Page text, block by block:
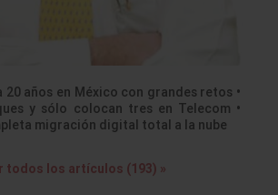
20 años en México con grandes retos •
y sólo colocan tres en Telecom •
migración digital total a la nube
todos los artículos (193) »